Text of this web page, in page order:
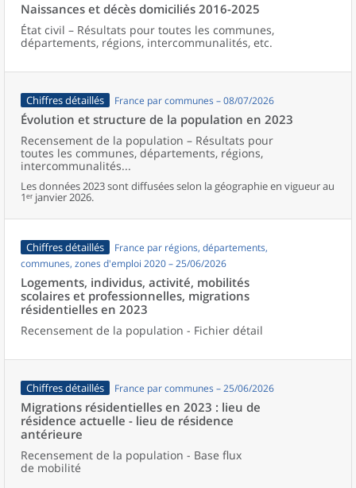
Naissances et décès domiciliés 2016-2025
État civil – Résultats pour toutes les communes,
départements, régions, intercommunalités, etc.
Chiffres détaillés France par communes – 08/07/2026
Évolution et structure de la population en 2023
Recensement de la population – Résultats pour
toutes les communes, départements, régions,
intercommunalités...
Les données 2023 sont diffusées selon la géographie en vigueur au
1ᵉʳ janvier 2026.
Chiffres détaillés
France par régions, départements,
communes, zones d'emploi 2020 – 25/06/2026
Logements, individus, activité, mobilités
scolaires et professionnelles, migrations
résidentielles en 2023
Recensement de la population - Fichier détail
Chiffres détaillés France par communes – 25/06/2026
Migrations résidentielles en 2023 : lieu de
résidence actuelle - lieu de résidence
antérieure
Recensement de la population - Base flux
de mobilité